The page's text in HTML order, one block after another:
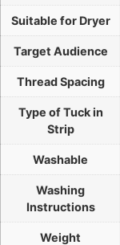
Suitable for Dryer
Target Audience
Thread Spacing
Type of Tuck in
Strip
Washable
Washing
Instructions
Weight